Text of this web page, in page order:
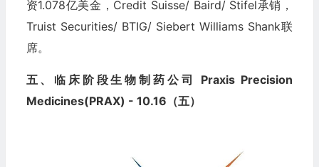
资1.078亿美金，Credit Suisse/ Baird/ Stifel承销，
Truist Securities/ BTIG/ Siebert Williams Shank联
席。
五、临床阶段生物制药公司 Praxis Precision
Medicines(PRAX) - 10.16（五）